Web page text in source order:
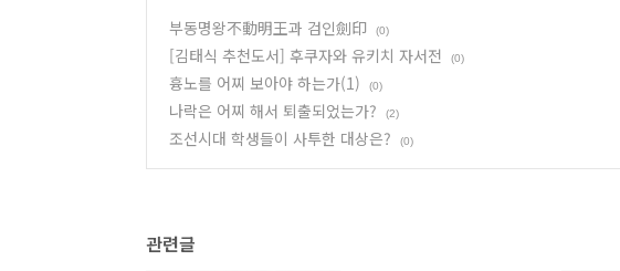
부동명왕不動明王과 검인劍印
(0)
[김태식 추천도서] 후쿠자와 유키치 자서전 (0)
흉노를 어찌 보아야 하는가(1) (0)
나락은 어찌 해서 퇴출되었는가? (2)
조선시대 학생들이 사투한 대상은? (0)
관련글